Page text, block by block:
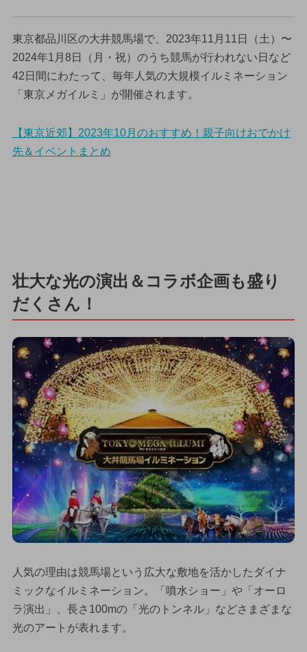
東京都品川区の大井競馬場で、2023年11月11日（土）〜
2024年1月8日（月・祝）のうち競馬が行われない日など
42日間にわたって、毎年人気の大規模イルミネーション
「東京メガイルミ」が開催されます。
【東京近郊】2023年10月のおすすめ！親子向けおでかけ
先＆イベントまとめ
壮大な光の演出＆コラボ企画も盛り
だくさん！
人気の理由は競馬場という広大な敷地を活かしたダイナ
ミックなイルミネーション。「噴水ショー」や「オーロ
ラ演出」、長さ100mの「光のトンネル」などさまざまな
光のアートが表れます。